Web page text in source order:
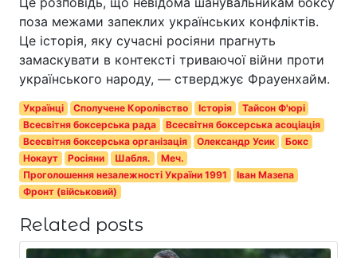
поза межами запеклих українських конфліктів.
Це історія, яку сучасні росіяни прагнуть
замаскувати в контексті триваючої війни проти
українського народу, — стверджує Фрауенхайм.
Українці Сполучене Королівство Історія
Тайсон Ф'юрі
Всесвітня боксерська рада
Всесвітня боксерська асоціація
Всесвітня боксерська організація
Олександр Усик
Бокс
Нокаут
Росіяни Шабля.
Меч.
Проголошення незалежності України 1991
Іван Мазепа
Фронт (військовий)
Related posts